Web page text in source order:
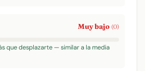
Muy bajo (0)
que desplazarte — similar a la media